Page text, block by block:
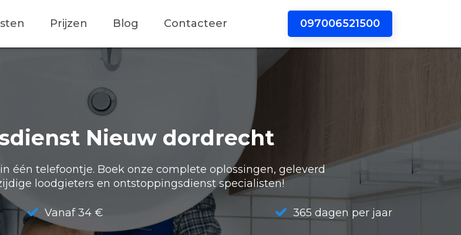
097006521500
Prijzen Blog Contacteer
Nieuw dordrecht
één telefoontje. Boek onze complete oplossingen, geleverd
loodgieters en ontstoppingsdienst specialisten!
Vanaf 34 € 365 dagen per jaar